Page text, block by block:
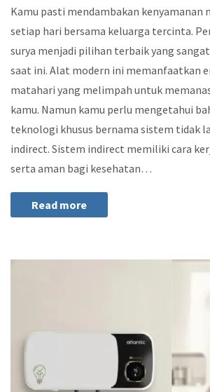
Kamu pasti mendambakan kenyamanan
setiap hari bersama keluarga tercinta.
surya menjadi pilihan terbaik yang
saat ini. Alat modern ini memanfaatkan
matahari yang melimpah untuk
kamu. Namun kamu perlu mengetahui
teknologi khusus bernama sistem tidak
indirect. Sistem indirect memiliki cara
serta aman bagi kesehatan…
Read more